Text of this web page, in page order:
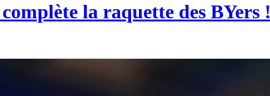
la raquette des BYers !